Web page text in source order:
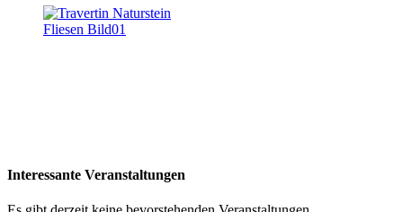
Interessante Veranstaltungen